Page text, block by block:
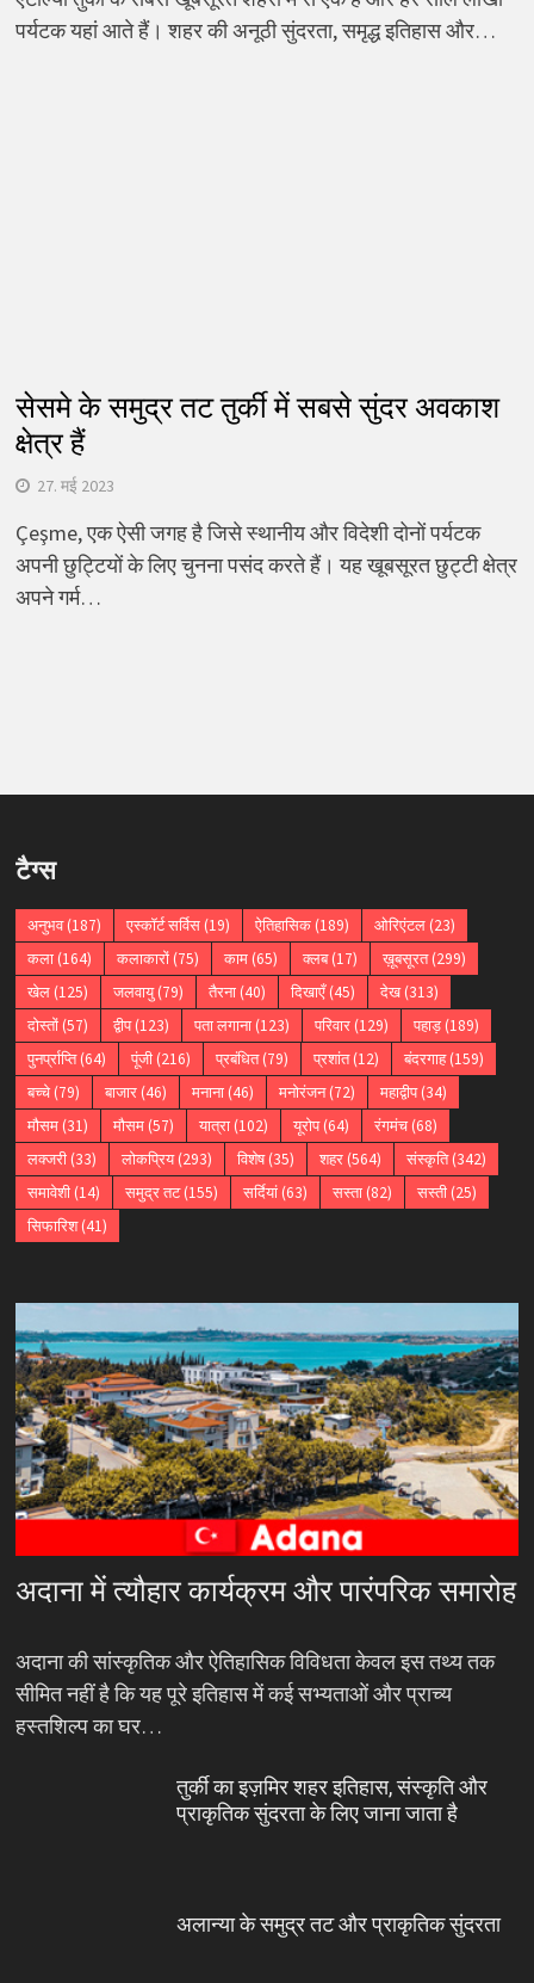
पर्यटक यहां आते हैं। शहर की अनूठी सुंदरता, समृद्ध इतिहास और…
सेसमे के समुद्र तट तुर्की में सबसे सुंदर अवकाश
क्षेत्र हैं
27. मई 2023
Çeşme, एक ऐसी जगह है जिसे स्थानीय और विदेशी दोनों पर्यटक
अपनी छुट्टियों के लिए चुनना पसंद करते हैं। यह खूबसूरत छुट्टी क्षेत्र
अपने गर्म…
टैग्स
अनुभव(187) एस्कॉर्ट सर्विस(19) ऐतिहासिक(189) ओरिएंटल(23)
कला(164) कलाकारों(75) काम(65) क्लब(17) ख़ूबसूरत(299)
खेल(125) जलवायु(79) तैरना(40) दिखाएँ(45) देख(313)
दोस्तों(57) द्वीप(123) पता लगाना(123) परिवार(129) पहाड़(189)
पुनर्प्राप्ति(64) पूंजी(216) प्रबंधित(79) प्रशांत(12) बंदरगाह(159)
बच्चे(79) बाजार(46) मनाना(46) मनोरंजन(72) महाद्वीप(34)
मौसम(31) मौसम(57) यात्रा(102) यूरोप(64) रंगमंच(68)
लक्जरी(33) लोकप्रिय(293) विशेष(35) शहर(564) संस्कृति(342)
समावेशी(14) समुद्र तट(155) सर्दियां(63) सस्ता(82) सस्ती(25)
सिफारिश(41)
अदाना में त्यौहार कार्यक्रम और पारंपरिक समारोह
अदाना की सांस्कृतिक और ऐतिहासिक विविधता केवल इस तथ्य तक
सीमित नहीं है कि यह पूरे इतिहास में कई सभ्यताओं और प्राच्य
हस्तशिल्प का घर…
तुर्की का इज़मिर शहर इतिहास, संस्कृति और
प्राकृतिक सुंदरता के लिए जाना जाता है
अलान्या के समुद्र तट और प्राकृतिक सुंदरता